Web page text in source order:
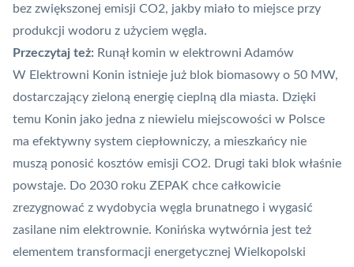
bez zwiększonej emisji CO2, jakby miało to miejsce przy
produkcji wodoru z użyciem węgla.
Przeczytaj też: Runął komin w elektrowni Adamów
W Elektrowni Konin istnieje już blok biomasowy o 50 MW,
dostarczający zieloną energię cieplną dla miasta. Dzięki
temu Konin jako jedna z niewielu miejscowości w Polsce
ma efektywny system ciepłowniczy, a mieszkańcy nie
muszą ponosić kosztów emisji CO2. Drugi taki blok właśnie
powstaje. Do 2030 roku ZEPAK chce całkowicie
zrezygnować z wydobycia węgla brunatnego i wygasić
zasilane nim elektrownie. Konińska wytwórnia jest też
elementem transformacji energetycznej Wielkopolski